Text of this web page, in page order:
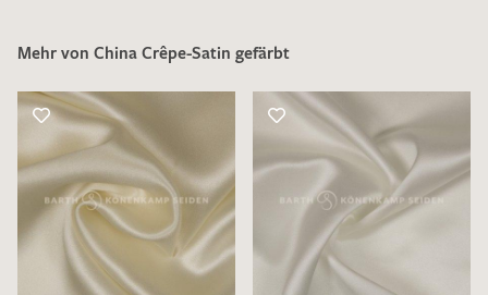
MUSTERANFRAGE SENDEN
Mehr von China Crêpe-Satin gefärbt